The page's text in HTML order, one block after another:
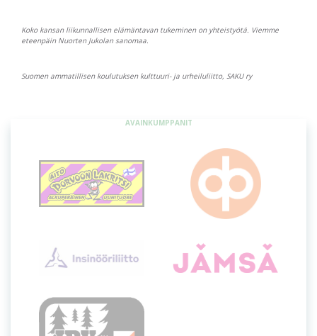
Koko kansan liikunnallisen elämäntavan tukeminen on yhteistyötä. Viemme
eteenpäin Nuorten Jukolan sanomaa.
Suomen ammatillisen koulutuksen kulttuuri- ja urheiluliitto, SAKU ry
OSUUSISÄNNÄT